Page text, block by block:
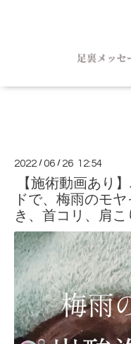
2022 /06 / 26 12:54
【施術動画あり
ドで、梅雨のモ
き、首コリ、肩こ